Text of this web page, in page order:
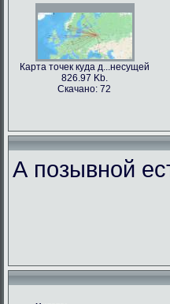
Карта точек куда д...несущей
826.97 Kb.
Скачано: 72
А позывной